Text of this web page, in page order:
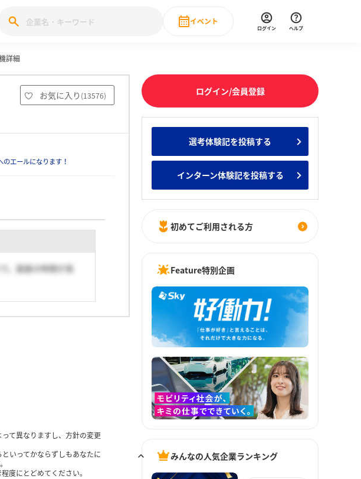
ペーン
みんなの新卒就職人気企業ランキング みんなのインターン人気企業ランキ
28卒 IT・DX現場社員インタビュー
イベント
直近のイベント一覧
ログイン ヘルプ
詳細
お気に入り (13576)
エールになります！
。面接の時間が長
て異なりますし、方針の変更
いってかならずしもあなたに
度にとどめてください。
ログイン/会員登録
選考体験記を投稿する
インターン体験記を投稿する
初めてご利用される方
Feature特別企画
みんなの人気企業ランキング